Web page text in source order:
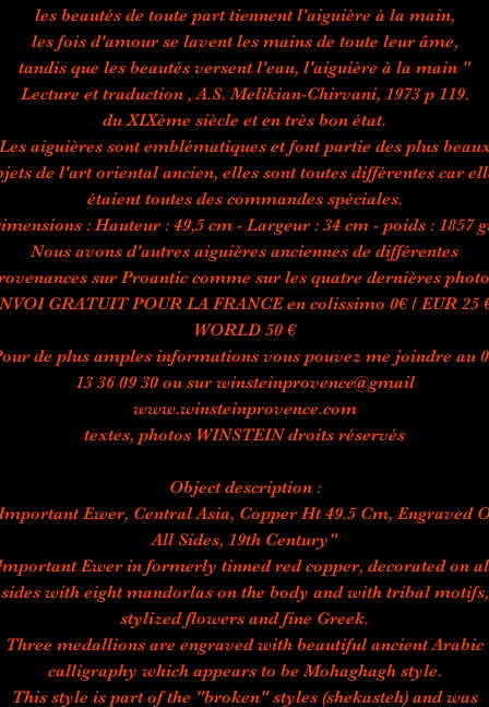
les beautés de toute part tiennent l'aiguière à la main,
les fois d'amour se lavent les mains de toute leur âme,
tandis que les beautés versent l'eau, l'aiguière à la main "
Lecture et traduction , A.S. Melikian-Chirvani, 1973 p 119.
du XIXème siècle et en très bon état.
Les aiguières sont emblématiques et font partie des plus
de l'art oriental ancien, elles sont toutes différentes car
étaient toutes des commandes spéciales.
: Hauteur : 49,5 cm - Largeur : 34 cm - poids : 1857
Nous avons d'autres aiguières anciennes de différentes
sur Proantic comme sur les quatre dernières
GRATUIT POUR LA FRANCE en colissimo 0€ / EUR 25
WORLD 50 €
de plus amples informations vous pouvez me joindre au
13 36 09 30 ou sur winsteinprovence@gmail
www.winsteinprovence.com
textes, photos WINSTEIN droits réservés
Object description :
Ewer, Central Asia, Copper Ht 49.5 Cm, Engraved
All Sides, 19th Century"
Ewer in formerly tinned red copper, decorated on
sides with eight mandorlas on the body and with tribal motifs,
stylized flowers and fine Greek.
Three medallions are engraved with beautiful ancient Arabic
calligraphy which appears to be Mohaghagh style.
This style is part of the "broken" styles (shekasteh) and was